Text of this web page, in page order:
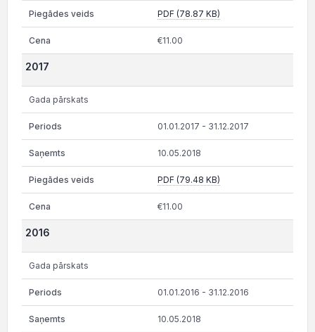
PDF (78.87 KB)
€11.00
2017
Gada pārskats
01.01.2017 - 31.12.2017
10.05.2018
PDF (79.48 KB)
€11.00
2016
Gada pārskats
01.01.2016 - 31.12.2016
10.05.2018